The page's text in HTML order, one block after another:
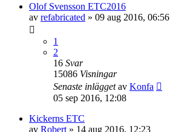
Olof Svensson ETC2016
av refabricated » 09 aug 2016, 06:56
1
2
16 Svar
15086 Visningar
Senaste inläggetav Konfa
05 sep 2016, 12:08
Kickerns ETC
av Robert » 14 aug 2016, 12:23